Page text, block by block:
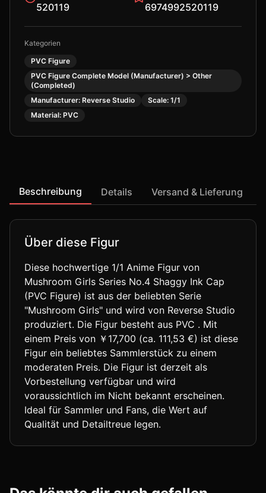
520119 6974992520119
Kategorien
PVC Figure
PVC Figure Complete Model (Manufacturer) > Other
(Completed)
Manufacturer: Reverse Studio
Scale: 1/1
Material: PVC
Beschreibung Details Versand & Lieferung
Über diese Figur
Diese hochwertige 1/1 Anime Figur von
Mushroom Girls Series No.4 Shaggy Ink Cap
(PVC Figure) ist aus der beliebten Serie
"Mushroom Girls" und wird von Reverse Studio
produziert. Die Figur besteht aus PVC . Mit
einem Preis von ￥17,700 (ca. 111,53 €) ist diese
Figur ein beliebtes Sammlerstück zu einem
moderaten Preis. Die Figur ist derzeit als
Vorbestellung verfügbar und wird
voraussichtlich im Nicht bekannt erscheinen.
Ideal für Sammler und Fans, die Wert auf
Qualität und Detailtreue legen.